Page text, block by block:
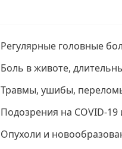
Регулярные головные
Боль в животе,
Травмы, ушибы,
Подозрения на COVID-19
Опухоли и